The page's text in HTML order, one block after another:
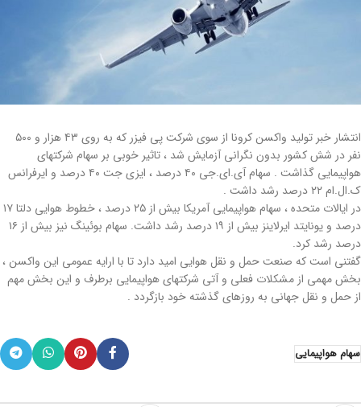
انتشار خبر تولید واکسن کرونا از سوی شرکت پی فیزر که به روی ۴۳ هزار و ۵۰۰
نفر در شش کشور بدون نگرانی آزمایش شد ، تاثیر خوبی بر سهام شرکتهای
هواپیمایی گذاشت . سهام آی.ای.جی ۴۰ درصد ، ایزی جت ۴۰ درصد و ایرفرانس
ک.ال.ام ۲۲ درصد رشد داشت .
در ایالات متحده ، سهام هواپیمایی آمریكا بیش از ۲۵ درصد ، خطوط هوایی دلتا ۱۷
درصد و یونایتد ایرلاینز بیش از ۱۹ درصد رشد داشت. سهام بوئینگ نیز بیش از ۱۶
درصد رشد کرد.
گفتنی است که صنعت حمل و نقل هوایی امید دارد تا با ارایه عمومی این واکسن ،
بخش مهمی از مشکلات فعلی و آتی شرکتهای هواپیمایی برطرف و این بخش مهم
از حمل و نقل جهانی به روزهای گذشته خود بازگردد .
سهام هواپیمایی